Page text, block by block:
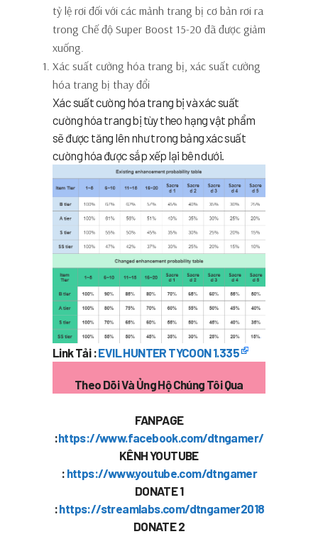
tỷ lệ rơi đối với các mảnh trang bị cơ bản rơi ra
trong Chế độ Super Boost 15-20 đã được giảm
xuống.
Xác suất cường hóa trang bị, xác suất cường
hóa trang bị thay đổi
Xác suất cường hóa trang bị và xác suất
cường hóa trang bị tùy theo hạng vật phẩm
sẽ được tăng lên như trong bảng xác suất
cường hóa được sắp xếp lại bên dưới.
Link Tải :EVIL HUNTER TYCOON 1.335
Theo Dõi Và Ủng Hộ Chúng Tôi Qua
FANPAGE
:https://www.facebook.com/dtngamer/
KÊNH YOUTUBE
: https://www.youtube.com/dtngamer
DONATE 1
:https://streamlabs.com/dtngamer2018
DONATE 2